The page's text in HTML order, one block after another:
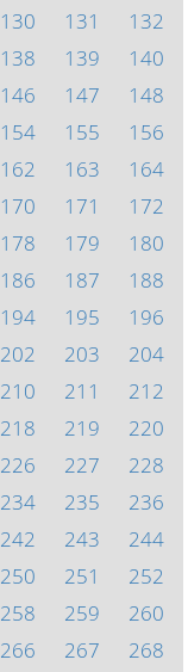
130 131
132
138 139
140
146 147
148
154 155
156
162 163
164
170 171
172
178 179
180
186 187
188
194 195
196
202 203
204
210 211
212
218 219
220
226 227
228
234 235
236
242 243
244
250 251
252
258 259
260
266 267
268